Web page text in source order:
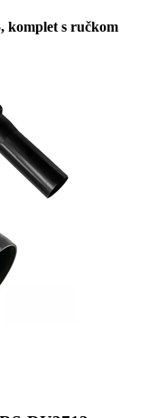
komplet s ručkom